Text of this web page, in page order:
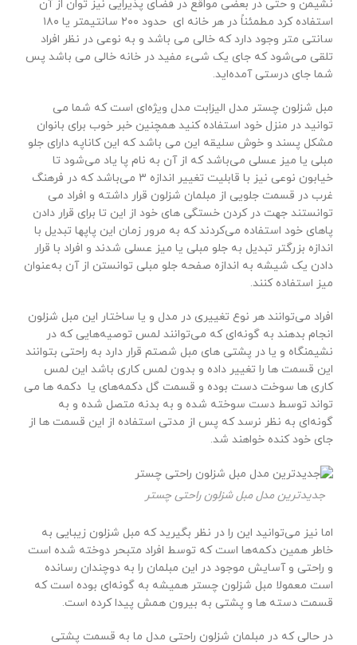
نشیمن و حتی در بعضی مواقع در فضای پذیرایی نیز توان از آن
استفاده کرد مطمئناً در هر خانه ای حدود ۲۰۰ سانتیمتر یا ۱۸۰
سانتی متر وجود دارد که خالی می باشد و به نوعی در نظر افراد
تلقی می‌شود که جای یک شیء مفید در خانه خالی می باشد پس
شما جای درستی آمده‌اید.
مبل شزلون چستر مدل الیزابت مدل ویژه‌ای است که شما می
توانید در منزل خود استفاده کنید همچنین خبر خوب برای بانوان
مشکل پسند و خوش سلیقه این می باشد که این کاناپه دارای جلو
مبلی یا میز عسلی می‌باشد که از آن به نام پا یاد می‌شود تا
خیابون نوعی نیز با قابلیت تغییر اندازه ۳ می‌باشد که در فرهنگ
غرب در قسمت جلویی از مبلمان شزلون قرار داشته و افراد می
توانستند جهت در کردن خستگی های خود از این تا برای قرار دادن
پاهای خود استفاده می‌کردند که به مرور زمان این پاپها تبدیل با
اندازه بزرگتر تبدیل به جلو مبلی یا میز عسلی شدند و افراد با قرار
دادن یک شیشه به اندازه صفحه جلو مبلی توانستن از آن به‌عنوان
میز استفاده کنند.
افراد می‌توانند هر نوع تغییری در مدل و یا ساختار این مبل شزلون
انجام بدهند به گونه‌ای که می‌توانند لمس توصیه‌هایی که در
نشیمنگاه و یا در پشتی های مبل شصتم قرار دارد به راحتی بتوانند
این قسمت ها را تغییر داده و بدون لمس کاری باشد این لمس
کاری ها سوخت دست بوده و قسمت گل دکمه‌های یا دکمه ها می
تواند توسط دست سوخته شده و به بدنه متصل شده و به
گونه‌ای به نظر نرسد که پس از مدتی استفاده از این قسمت ها از
جای خود کنده خواهند شد.
جدیدترین مدل مبل شزلون راحتی چستر
اما نیز می‌توانید این را در نظر بگیرید که مبل شزلون زیبایی به
خاطر همین دکمه‌ها است که توسط افراد متبحر دوخته شده است
و راحتی و آسایش موجود در این مبلمان را به دوچندان رسانده
است معمولا مبل شزلون چستر همیشه به گونه‌ای بوده است که
قسمت دسته ها و پشتی به بیرون همش پیدا کرده است.
در حالی که در مبلمان شزلون راحتی مدل ما به قسمت پشتی